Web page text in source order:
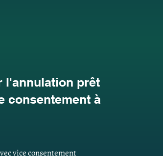
l'annulation prêt
consentement à
vice consentement